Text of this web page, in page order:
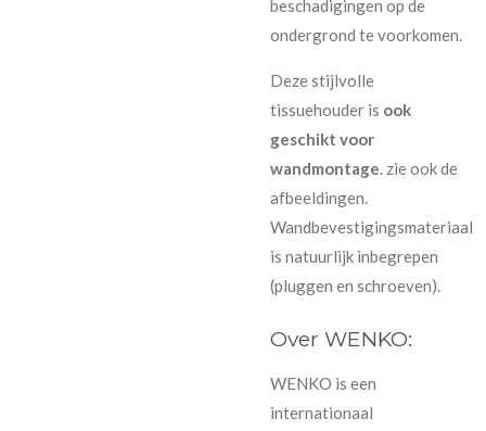
beschadigingen op de
ondergrond te voorkomen.
Deze stijlvolle
tissuehouder is ook
geschikt voor
wandmontage. zie ook de
afbeeldingen.
Wandbevestigingsmateriaal
is natuurlijk inbegrepen
(pluggen en schroeven).
Over WENKO:
WENKO is een
internationaal